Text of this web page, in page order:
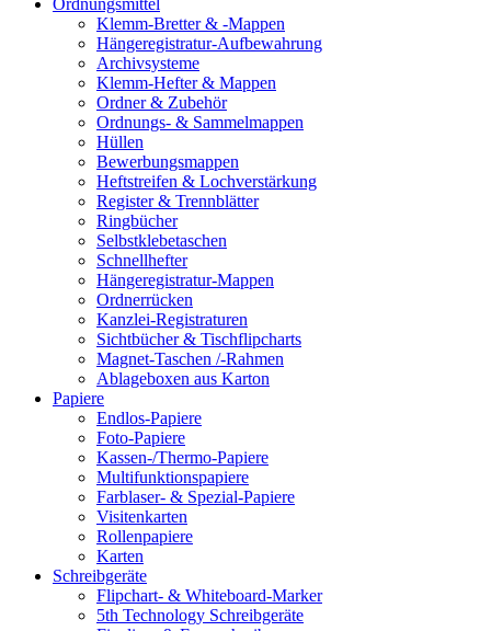
Ordnungsmittel
Klemm-Bretter & -Mappen
Hängeregistratur-Aufbewahrung
Archivsysteme
Klemm-Hefter & Mappen
Ordner & Zubehör
Ordnungs- & Sammelmappen
Hüllen
Bewerbungsmappen
Heftstreifen & Lochverstärkung
Register & Trennblätter
Ringbücher
Selbstklebetaschen
Schnellhefter
Hängeregistratur-Mappen
Ordnerrücken
Kanzlei-Registraturen
Sichtbücher & Tischflipcharts
Magnet-Taschen /-Rahmen
Ablageboxen aus Karton
Papiere
Endlos-Papiere
Foto-Papiere
Kassen-/Thermo-Papiere
Multifunktionspapiere
Farblaser- & Spezial-Papiere
Visitenkarten
Rollenpapiere
Karten
Schreibgeräte
Flipchart- & Whiteboard-Marker
5th Technology Schreibgeräte